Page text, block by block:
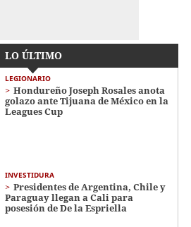
LO ÚLTIMO
LEGIONARIO
Hondureño Joseph Rosales anota
golazo ante Tijuana de México en la
Leagues Cup
INVESTIDURA
Presidentes de Argentina, Chile y
Paraguay llegan a Cali para
posesión de De la Espriella